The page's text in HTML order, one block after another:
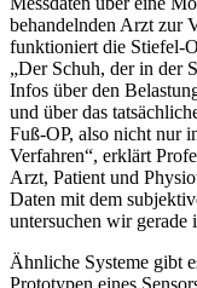
behandelnden Arzt zur
funktioniert die Stiefel-
„Der Schuh, der in der
Infos über den
und über das
Fuß-OP, also nicht nur
Verfahren“, erklärt
Arzt, Patient und
Daten mit dem
untersuchen wir gerade
Ähnliche Systeme gibt